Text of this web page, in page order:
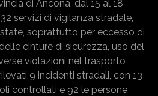
di Ancona, dal 15 al 18
servizi di vigilanza stradale,
soprattutto per eccesso di
cinture di sicurezza, uso del
violazioni nel trasporto
9 incidenti stradali, con 13
controllati e 92 le persone